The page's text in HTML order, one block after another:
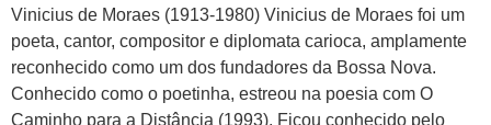
Vinicius de Moraes (1913-1980) Vinicius de Moraes foi um
poeta, cantor, compositor e diplomata carioca, amplamente
reconhecido como um dos fundadores da Bossa Nova.
Conhecido como o poetinha, estreou na poesia com O
Caminho para a Distância (1993). Ficou conhecido pelo